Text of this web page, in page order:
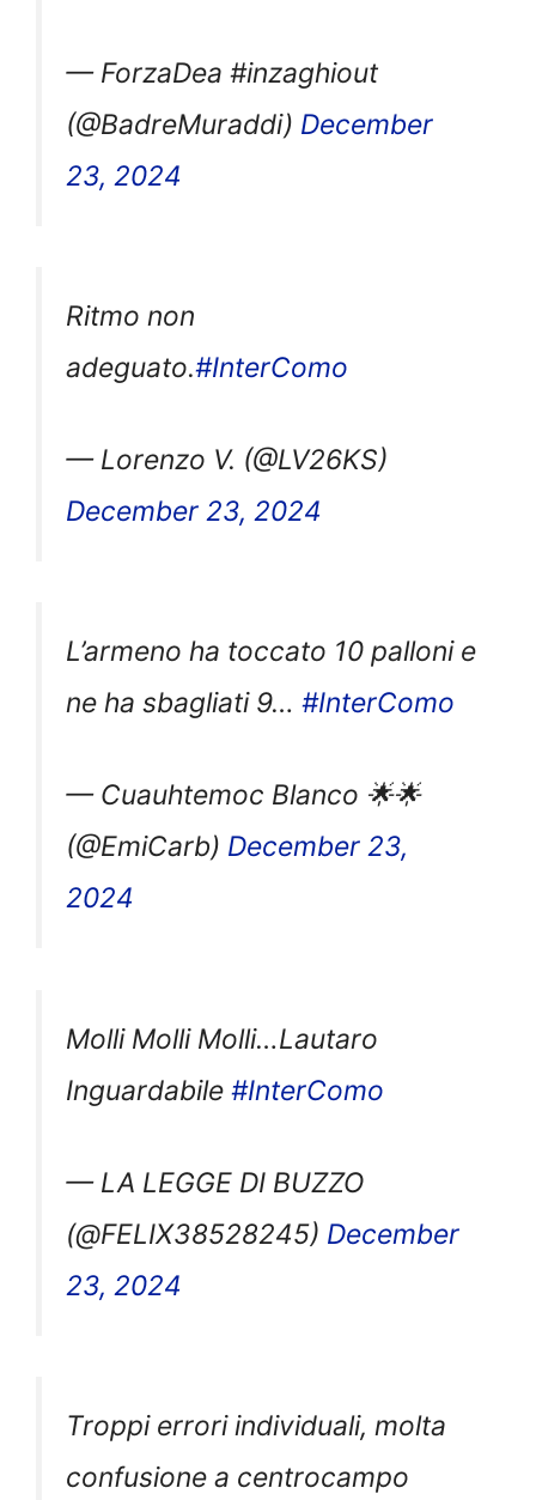
— ForzaDea #inzaghiout
(@BadreMuraddi) December
23, 2024
Ritmo non
adeguato.#InterComo
— Lorenzo V. (@LV26KS)
December 23, 2024
L’armeno ha toccato 10 palloni e
ne ha sbagliati 9… #InterComo
— Cuauhtemoc Blanco 🌟🌟
(@EmiCarb) December 23,
2024
Molli Molli Molli…Lautaro
Inguardabile #InterComo
— LA LEGGE DI BUZZO
(@FELIX38528245) December
23, 2024
Troppi errori individuali, molta
confusione a centrocampo